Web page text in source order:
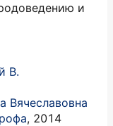
и
В.
Вячеславовна
, 2014